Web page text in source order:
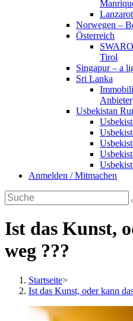
Norwegen –
Österreich
Tirol
Singapur – a
Sri Lanka
Usbekistan
Anmelden / Mitmachen
Ist das Kunst,
weg ???
Startseite>
Ist das Kunst, oder kann